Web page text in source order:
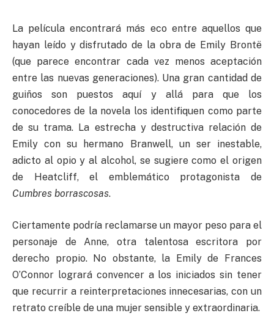
La película encontrará más eco entre aquellos que
hayan leído y disfrutado de la obra de Emily Brontë
(que parece encontrar cada vez menos aceptación
entre las nuevas generaciones). Una gran cantidad de
guiños son puestos aquí y allá para que los
conocedores de la novela los identifiquen como parte
de su trama. La estrecha y destructiva relación de
Emily con su hermano Branwell, un ser inestable,
adicto al opio y al alcohol, se sugiere como el origen
de Heatcliff, el emblemático protagonista de
Cumbres borrascosas.
Ciertamente podría reclamarse un mayor peso para el
personaje de Anne, otra talentosa escritora por
derecho propio. No obstante, la Emily de Frances
O’Connor logrará convencer a los iniciados sin tener
que recurrir a reinterpretaciones innecesarias, con un
retrato creíble de una mujer sensible y extraordinaria.